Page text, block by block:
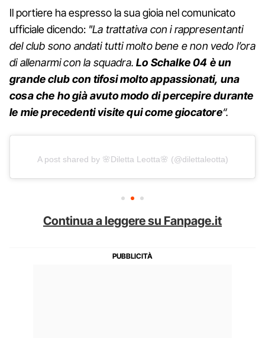
Il portiere ha espresso la sua gioia nel comunicato
ufficiale dicendo: "La trattativa con i rappresentanti
del club sono andati tutti molto bene e non vedo l’ora
di allenarmi con la squadra.Lo Schalke 04 è un
grande club con tifosi molto appassionati, una
cosa che ho già avuto modo di percepire durante
le mie precedenti visite qui come giocatore“.
A post shared by 🌸Diletta Leotta🌸 (@dilettaleotta)
Continua a leggere su Fanpage.it